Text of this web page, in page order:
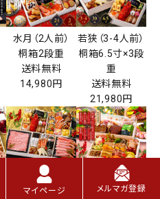
水月（2人前）
桐箱2段重
送料無料
14,980円
若狭（3-4人前）
桐箱6.5寸×3段
重
送料無料
21,980円
九頭竜（3-4人
神楽（3人前）
マイページ メルマガ登録